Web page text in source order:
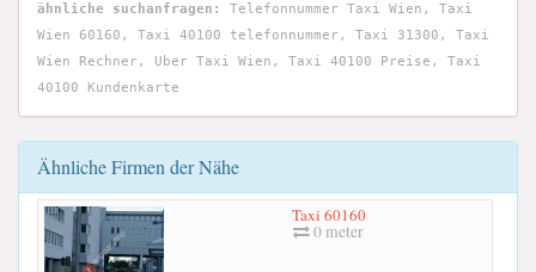
ähnliche suchanfragen:
Telefonnummer Taxi Wien, Taxi
Wien 60160, Taxi 40100 telefonnummer, Taxi 31300, Taxi
Wien Rechner, Uber Taxi Wien, Taxi 40100 Preise, Taxi
40100 Kundenkarte
Ähnliche Firmen der Nähe
Taxi 60160
0 meter